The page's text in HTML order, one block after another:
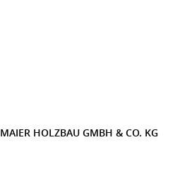
MAIER HOLZBAU GMBH & CO. KG